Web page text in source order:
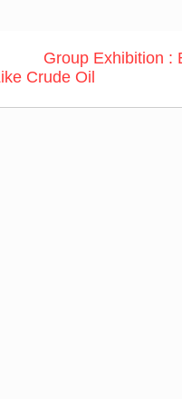
Group Exhibition :
Crude Oil